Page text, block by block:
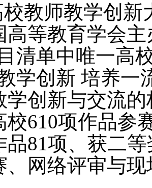
教师教学创新
高等教育学会
清单中唯一高
学创新 培养一
学创新与交流
校610项作品参
品81项、获二
、网络评审与